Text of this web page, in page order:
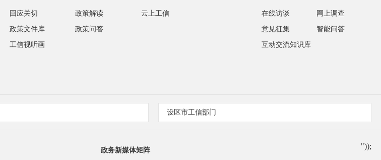
回应关切 政策解读
政策文件库 政策问答
工信视听画
云上工信 在线访谈 网上调查
意见征集 智能问答
互动交流知识库
设区市工信部门
政务新媒体矩阵 "));